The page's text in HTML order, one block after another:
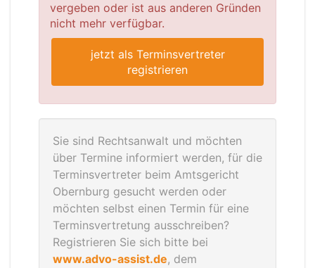
vergeben oder ist aus anderen Gründen
nicht mehr verfügbar.
jetzt als Terminsvertreter
registrieren
Sie sind Rechtsanwalt und möchten
über Termine informiert werden, für die
Terminsvertreter beim Amtsgericht
Obernburg gesucht werden oder
möchten selbst einen Termin für eine
Terminsvertretung ausschreiben?
Registrieren Sie sich bitte bei
www.advo-assist.de, dem